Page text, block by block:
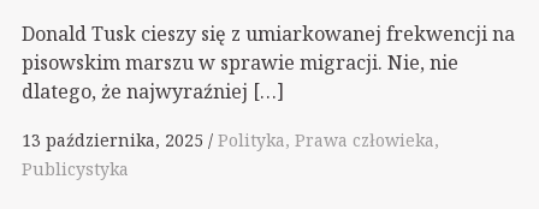
Donald Tusk cieszy się z umiarkowanej frekwencji na
pisowskim marszu w sprawie migracji. Nie, nie
dlatego, że najwyraźniej […]
13 października, 2025 Polityka Prawa człowieka
Publicystyka